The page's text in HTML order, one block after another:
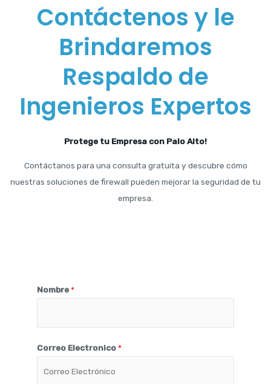
Contáctenos y le
Brindaremos
Respaldo de
Ingenieros Expertos
Protege tu Empresa con Palo Alto!
Contáctanos para una consulta gratuita y descubre cómo
nuestras soluciones de firewall pueden mejorar la seguridad de tu
empresa.
Nombre*
Correo Electronico*